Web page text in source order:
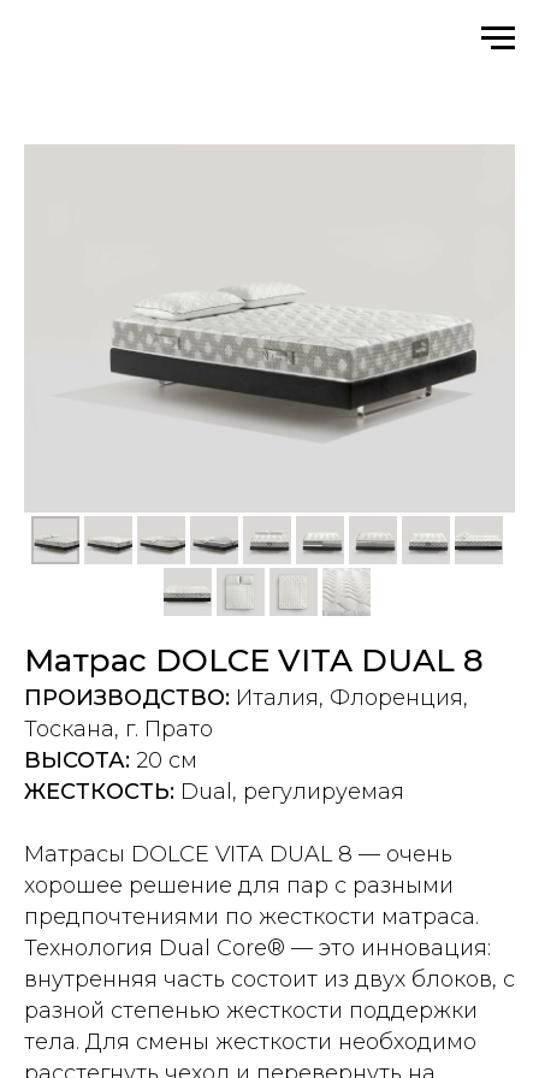
Матрас DOLCE VITA DUAL 8
ПРОИЗВОДСТВО: Италия, Флоренция,
Тоскана, г. Прато
ВЫСОТА: 20 см
ЖЕСТКОСТЬ: Dual, регулируемая
Матрасы DOLCE VITA DUAL 8 — очень
хорошее решение для пар с разными
предпочтениями по жесткости матраса.
Технология Dual Core® — это инновация:
внутренняя часть состоит из двух блоков, с
разной степенью жесткости поддержки
тела. Для смены жесткости необходимо